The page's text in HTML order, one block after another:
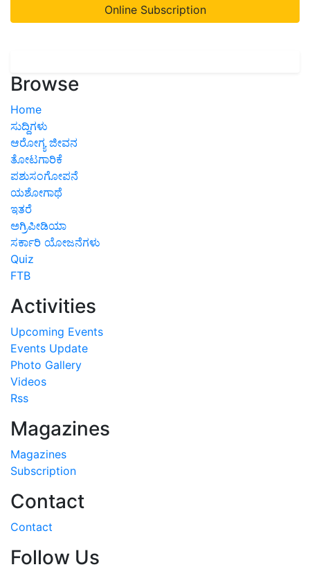
Online Subscription
Browse
Home
ಸುದ್ದಿಗಳು
ಆರೋಗ್ಯ ಜೀವನ
ತೋಟಗಾರಿಕೆ
ಪಶುಸಂಗೋಪನೆ
ಯಶೋಗಾಥೆ
ಇತರೆ
ಅಗ್ರಿಪೀಡಿಯಾ
ಸರ್ಕಾರಿ ಯೋಜನೆಗಳು
Quiz
FTB
Activities
Upcoming Events
Events Update
Photo Gallery
Videos
Rss
Magazines
Magazines
Subscription
Contact
Contact
Follow Us